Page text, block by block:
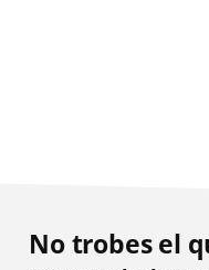
No trobes el